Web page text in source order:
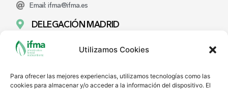
Utilizamos Cookies
Para ofrecer las mejores experiencias, utilizamos tecnologías como las
cookies para almacenar y/o acceder a la información del dispositivo. El
Email: ifma@ifma.es
DELEGACIÓN MADRID
Vía Dos Castillas 33 EDIF. 4 · 1ª Planta 28224 POZUELO DE
ALARCÓN (Madrid)
DELEGACIÓN ANDALUCÍA